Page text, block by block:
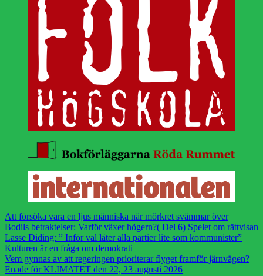
Att försöka vara en ljus människa när mörkret svämmar över
Bodils betraktelser: Varför växer högern?( Del 6) Spelet om rättvisan
Lasse Diding: ” Inför val låter alla partier lite som kommunister”
Kulturen är en fråga om demokrati
Vem gynnas av att regeringen prioriterar flyget framför järnvägen?
Enade för KLIMATET den 22, 23 augusti 2026